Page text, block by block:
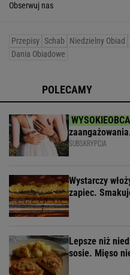
Obserwuj nas
Przepisy Schab Niedzielny Obiad
Dania Obiadowe
POLECAMY
SUBSKRYPCJA
Wystarczy
zapiec.
Lepsze niż
sosie. Mięso